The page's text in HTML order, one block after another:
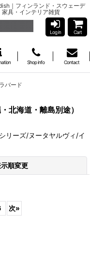
｜フィンランド・スウェーデ
具・インテリア雑貨
Log in Cart
Shop info Contact
バード
北海道・離島別途）
リーズ/ヌータヤルヴィ/イ
順変更
次»